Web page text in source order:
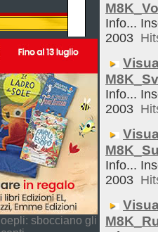
sbocciano gli
Info...
2003
Info...
2003
Info...
2003